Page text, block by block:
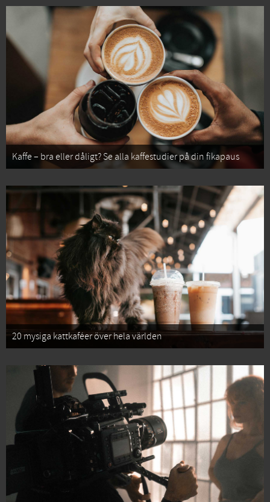
Kaffe – bra eller dåligt? Se alla kaffestudier på din fikapaus
20 mysiga kattkaféer över hela världen